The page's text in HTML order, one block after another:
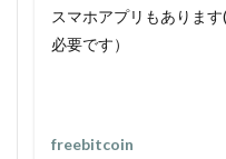
スマホアプリもありま
必要です）
freebitcoin